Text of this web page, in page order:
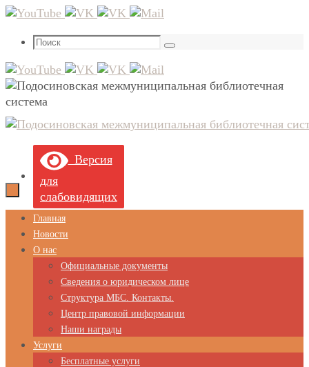
Перейти
содержимому
Что
Поиск
Версия
для
слабовидящих
Перейти
содержимому
Главная
Новости
О нас
Официальные документы
Сведения о юридическом лице
Структура МБС. Контакты.
Центр правовой информации
Наши награды
Услуги
Бесплатные услуги